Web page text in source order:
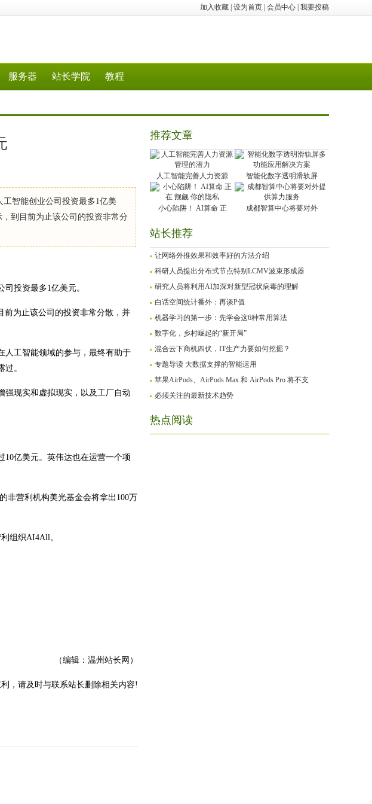
加入收藏 设为首页 会员中心 我要投稿
服务器 站长学院 教程
智能创业公司投资最多1亿美
到目前为止该公司的投资非常分
投资最多1亿美元。
前为止该公司的投资非常分散，并
人工智能领域的参与，最终有助于
。
强现实和虚拟现实，以及工厂自动
10亿美元。英伟达也在运营一个项
非营利机构美光基金会将拿出100万
组织AI4All。
（编辑：温州站长网）
，请及时与联系站长删除相关内容!
推荐文章
人工智能完善人力资源 智能化数字透明滑轨屏
小心陷阱！ AI算命 正 成都智算中心将要对外
站长推荐
让网络外推效果和效率好的方法介绍
科研人员提出分布式节点特别LCMV波束形成器
研究人员将利用AI加深对新型冠状病毒的理解
白话空间统计番外：再谈P值
机器学习的第一步：先学会这6种常用算法
数字化，乡村崛起的“新开局”
混合云下商机四伏，IT生产力要如何挖掘？
专题导读 大数据支撑的智能运用
苹果AirPods、AirPods Max 和 AirPods Pro 将不支
必须关注的最新技术趋势
热点阅读